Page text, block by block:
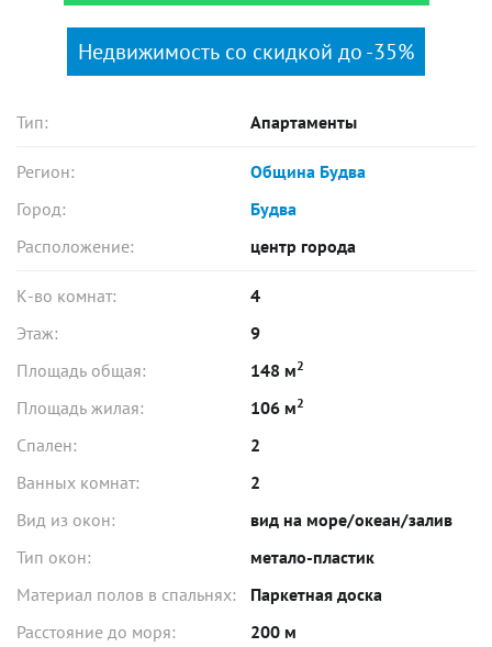
Недвижимость со скидкой до -35%
Тип: Апартаменты
Регион:
Община Будва
Город:
Будва
Расположение:
центр города
К-во комнат:
4
Этаж:
9
Площадь общая:
148 м2
Площадь жилая: 106 м2
Спален:
2
Ванных комнат:
2
Вид из окон:
вид на море/океан/залив
Тип окон:
метало-пластик
Материал полов в спальнях:
Паркетная доска
Расстояние до моря:
200 м